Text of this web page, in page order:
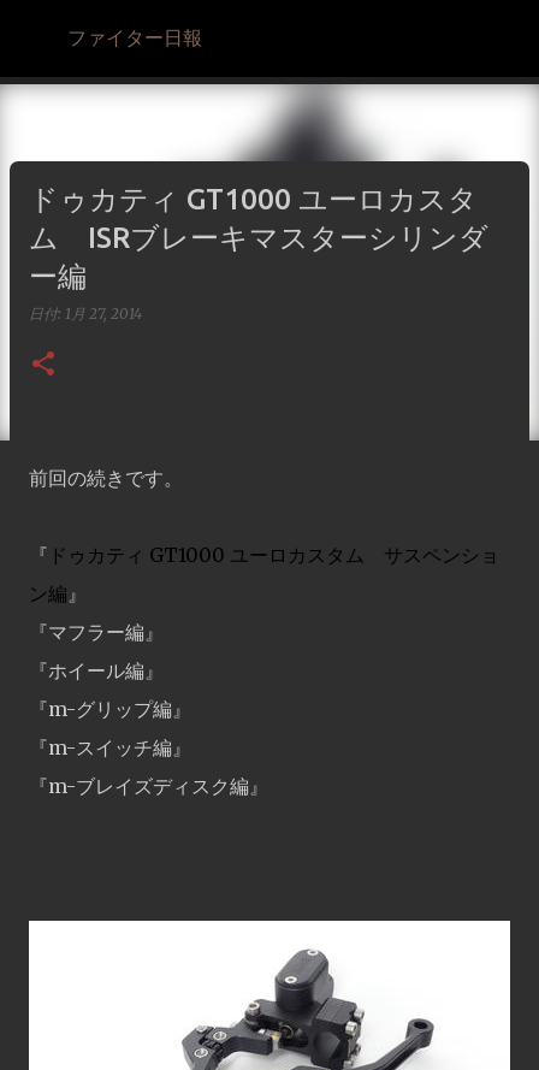
スキップしてメイン コンテンツに移動
ファイター日報
ドゥカティ GT1000 ユーロカスタ
ム ISRブレーキマスターシリンダ
ー編
日付: 1月 27, 2014
前回の続きです。
『 ドゥカティ GT1000 ユーロカスタム サスペンショ
ン編』
『マフラー編』
『ホイール編』
『m-グリップ編』
『m-スイッチ編』
『m-ブレイズディスク編』